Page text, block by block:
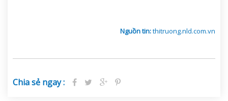
Nguồn tin:thitruong.nld.com.vn
Chia sẻ ngay :